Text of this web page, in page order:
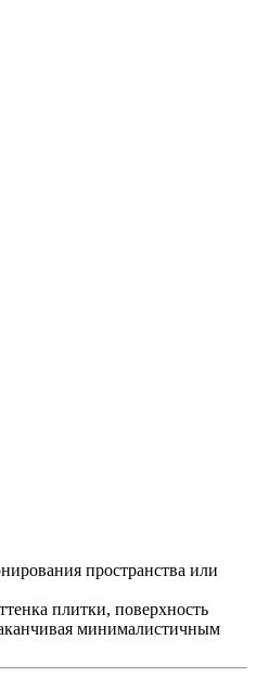
пространства или
плитки, поверхность
минималистичным